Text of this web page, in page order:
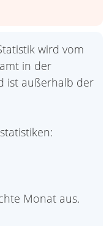
wird vom
in der
ist außerhalb der
Monat aus.